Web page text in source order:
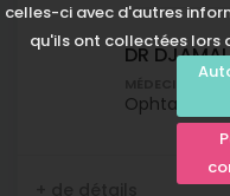
celles-ci avec d'autres
qu'ils ont collectées lors
DR